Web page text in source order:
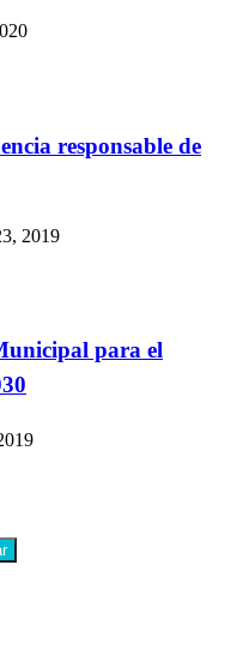
responsable de
2019
para el